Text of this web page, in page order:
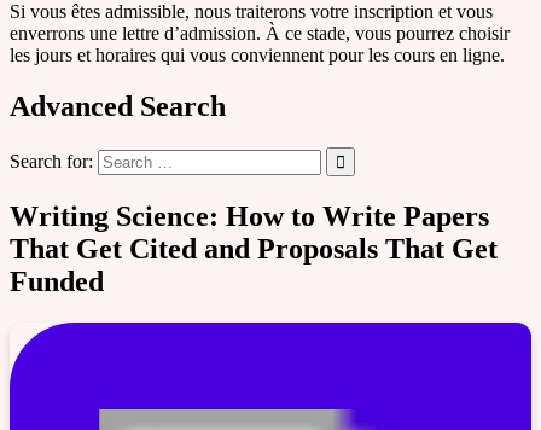
Si vous êtes admissible, nous traiterons votre inscription et vous
enverrons une lettre d’admission. À ce stade, vous pourrez choisir
les jours et horaires qui vous conviennent pour les cours en ligne.
Advanced Search
Search for:
Writing Science: How to Write Papers
That Get Cited and Proposals That Get
Funded